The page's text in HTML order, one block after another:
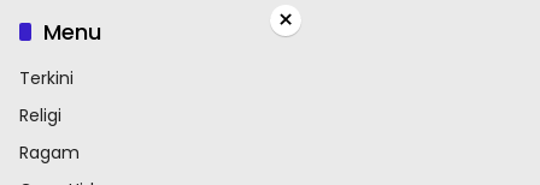
Menu
Terkini
Religi
Ragam
×